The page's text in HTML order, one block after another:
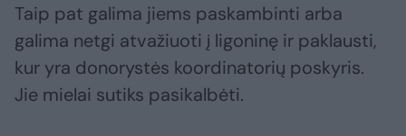
Taip pat galima jiems paskambinti arba
galima netgi atvažiuoti į ligoninę ir paklausti,
kur yra donorystės koordinatorių poskyris.
Jie mielai sutiks pasikalbėti.